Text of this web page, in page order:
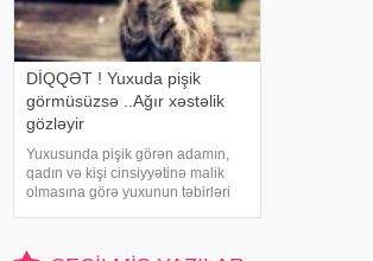
DİQQƏT ! Yuxuda pişik
görmüsüzsə ..Ağır xəstəlik
gözləyir
Yuxusunda pişik görən adamın,
qadın və kişi cinsiyyətinə malik
olmasına görə yuxunun təbirləri
həyatında diqqətsiz bir şəxsiyyətə